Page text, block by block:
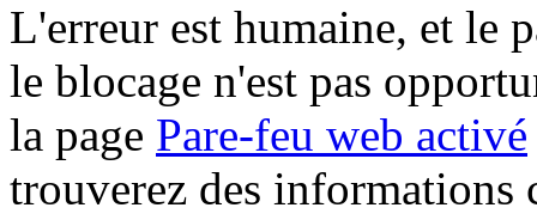
L'erreur est humaine, et le
le blocage n'est pas
la page Pare-feu web activé
trouverez des informations